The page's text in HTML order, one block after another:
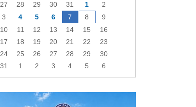
27 28 29 30 31 1
2
3
4 5 6 7 8
9
10
11 12 13 14 15
16
17
18 19 20 21 22
23
24
25 26 27 28 29
30
31
1 2 3 4 5 6